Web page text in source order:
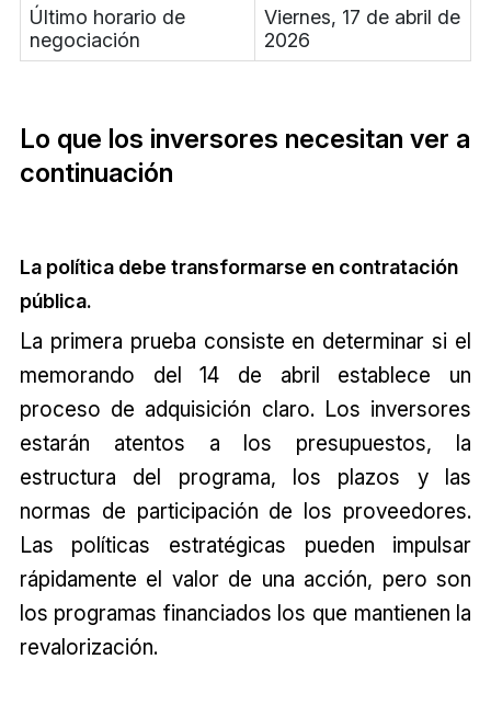
Último horario de
negociación
Viernes, 17 de abril de
2026
Lo que los inversores necesitan ver a
continuación
La política debe transformarse en contratación
pública.
La primera prueba consiste en determinar si el
memorando del 14 de abril establece un
proceso de adquisición claro. Los inversores
estarán atentos a los presupuestos, la
estructura del programa, los plazos y las
normas de participación de los proveedores.
Las políticas estratégicas pueden impulsar
rápidamente el valor de una acción, pero son
los programas financiados los que mantienen la
revalorización.